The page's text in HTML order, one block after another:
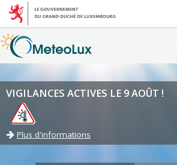
VIGILANCES ACTIVES LE 9 AOÛT !
Plus d'informations